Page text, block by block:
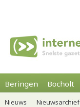
Beringen Bocholt
Nieuws Nieuwsarchief